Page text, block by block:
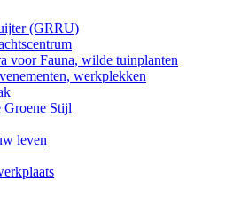
(GRRU)
voor Fauna, wilde tuinplanten
werkplekken
Groene Stijl
leven